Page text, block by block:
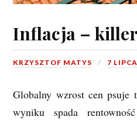
Inflacja –
KRZYSZTOF MATYS 7
Globalny wzrost cen psuje
wyniku spada